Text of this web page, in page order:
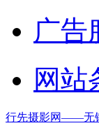
广告
网站
行先摄影网——无